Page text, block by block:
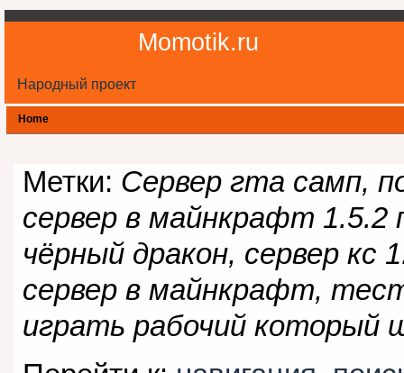
Momotik.ru
Народный проект
Home
Метки: Сервер гта самп,
сервер в майнкрафт 1.5.2
чёрный дракон, сервер кс
сервер в майнкрафт,
играть рабочий который